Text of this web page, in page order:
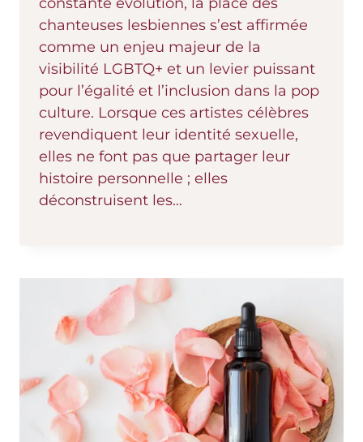
chanteuses lesbiennes s’est affirmée
comme un enjeu majeur de la
visibilité LGBTQ+ et un levier puissant
pour l’égalité et l’inclusion dans la pop
culture. Lorsque ces artistes célèbres
revendiquent leur identité sexuelle,
elles ne font pas que partager leur
histoire personnelle ; elles
déconstruisent les…